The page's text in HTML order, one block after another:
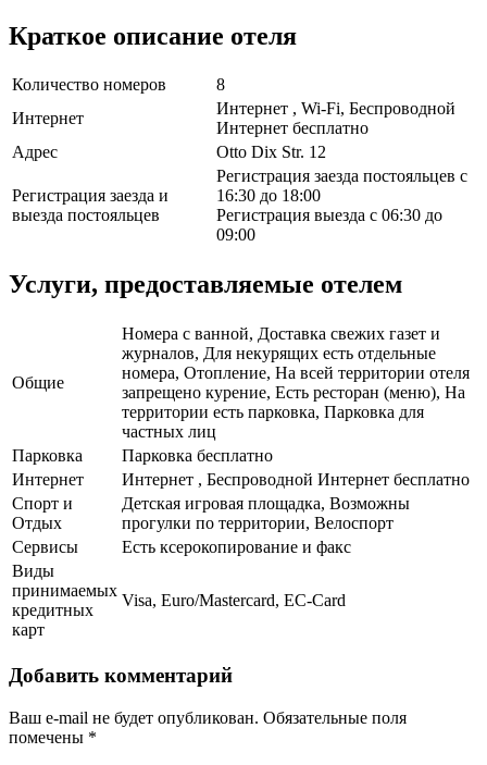
Краткое описание отеля
Количество номеров
8
Интернет
Интернет , Wi-Fi, Беспроводной
Интернет бесплатно
Адрес
Otto Dix Str. 12
Регистрация заезда и
выезда постояльцев
Регистрация заезда постояльцев с
16:30 до 18:00
Регистрация выезда с 06:30 до
09:00
Услуги, предоставляемые отелем
Общие
Номера с ванной, Доставка свежих газет и
журналов, Для некурящих есть отдельные
номера, Отопление, На всей территории отеля
запрещено курение, Есть ресторан (меню), На
территории есть парковка, Парковка для
частных лиц
Парковка
Парковка бесплатно
Интернет
Интернет , Беспроводной Интернет бесплатно
Спорт и
Отдых
Детская игровая площадка, Возможны
прогулки по территории, Велоспорт
Сервисы
Есть ксерокопирование и факс
Виды
принимаемых
кредитных
карт
Visa, Euro/Mastercard, EC-Card
Добавить комментарий
Ваш e-mail не будет опубликован. Обязательные поля
помечены *